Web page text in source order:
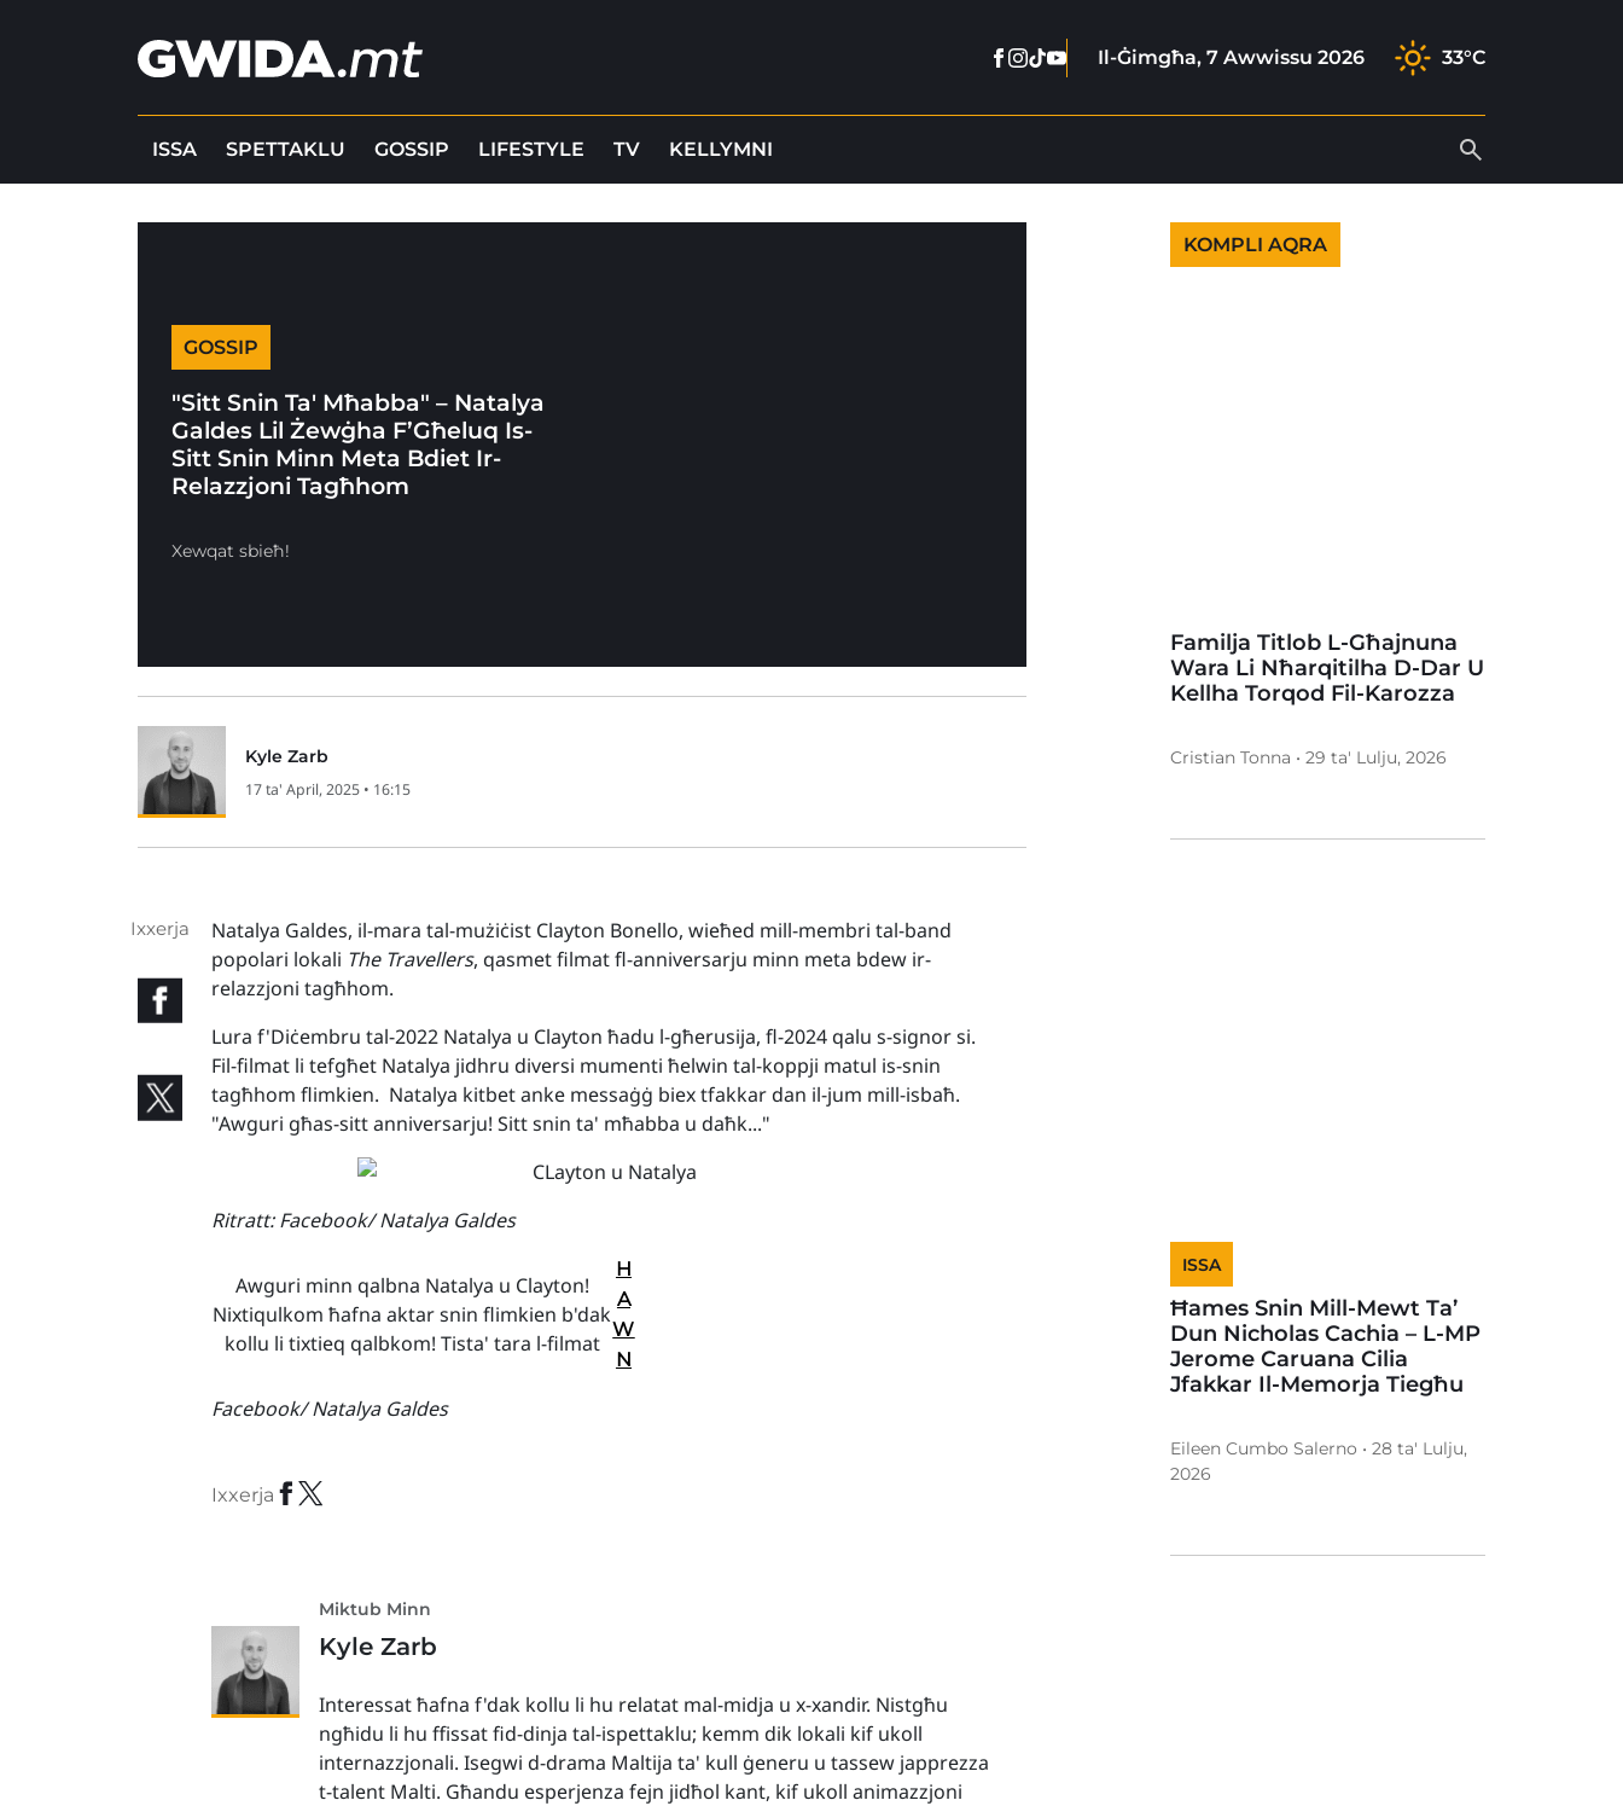
Facebook
Instagram
Tiktok
YoutubeIl-Ġimgħa, 7 Awwissu 2026 33°C
ISSA SPETTAKLU GOSSIP LIFESTYLE TV KELLYMNI
GOSSIP
"Sitt Snin Ta' Mħabba" – Natalya
Galdes Lil Żewġha F’Għeluq Is-
Sitt Snin Minn Meta Bdiet Ir-
Relazzjoni Tagħhom
Xewqat sbieħ!
Kyle Zarb
17 ta' April, 2025 • 16:15
Ixxerja
Natalya Galdes, il-mara tal-mużiċist Clayton Bonello, wieħed mill-membri tal-band
popolari lokali The Travellers, qasmet filmat fl-anniversarju minn meta bdew ir-
relazzjoni tagħhom.
Lura f'Diċembru tal-2022 Natalya u Clayton ħadu l-għerusija, fl-2024 qalu s-signor si.
Fil-filmat li tefgħet Natalya jidhru diversi mumenti ħelwin tal-koppji matul is-snin
tagħhom flimkien. Natalya kitbet anke messaġġ biex tfakkar dan il-jum mill-isbaħ.
"Awguri għas-sitt anniversarju! Sitt snin ta' mħabba u daħk..."
Ritratt: Facebook/ Natalya Galdes
Awguri minn qalbna Natalya u Clayton!
Nixtiqulkom ħafna aktar snin flimkien b'dak
kollu li tixtieq qalbkom! Tista' tara l-filmat
H
A
W
N
Facebook/ Natalya Galdes
Ixxerja
Miktub Minn
Kyle Zarb
Interessat ħafna f'dak kollu li hu relatat mal-midja u x-xandir. Nistgħu
ngħidu li hu ffissat fid-dinja tal-ispettaklu; kemm dik lokali kif ukoll
internazzjonali. Isegwi d-drama Maltija ta' kull ġeneru u tassew japprezza
t-talent Malti. Għandu esperjenza fejn jidħol kant, kif ukoll animazzjoni
KOMPLI AQRA
Familja Titlob L-Għajnuna
Wara Li Nħarqitilha D-Dar U
Kellha Torqod Fil-Karozza
Cristian Tonna • 29 ta' Lulju, 2026
ISSA
Ħames Snin Mill-Mewt Ta’
Dun Nicholas Cachia – L-MP
Jerome Caruana Cilia
Jfakkar Il-Memorja Tiegħu
Eileen Cumbo Salerno • 28 ta' Lulju,
2026